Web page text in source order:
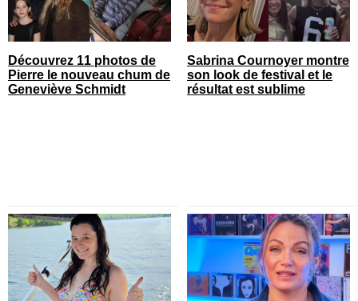
Découvrez 11 photos de
Pierre le nouveau chum de
Geneviève Schmidt
Sabrina Cournoyer montre
son look de festival et le
résultat est sublime